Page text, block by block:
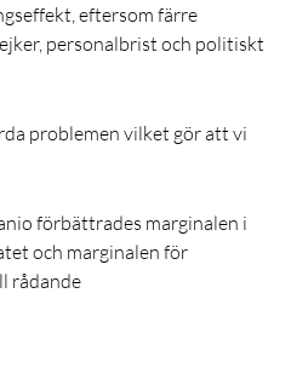
eftersom färre
personalbrist och politiskt
problemen vilket gör att vi
förbättrades marginalen i
och marginalen för
rådande